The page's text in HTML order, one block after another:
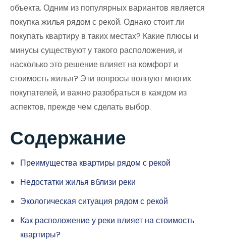
объекта. Одним из популярных вариантов является
покупка жилья рядом с рекой. Однако стоит ли
покупать квартиру в таких местах? Какие плюсы и
минусы существуют у такого расположения, и
насколько это решение влияет на комфорт и
стоимость жилья? Эти вопросы волнуют многих
покупателей, и важно разобраться в каждом из
аспектов, прежде чем сделать выбор.
Содержание
Преимущества квартиры рядом с рекой
Недостатки жилья вблизи реки
Экологическая ситуация рядом с рекой
Как расположение у реки влияет на стоимость
квартиры?